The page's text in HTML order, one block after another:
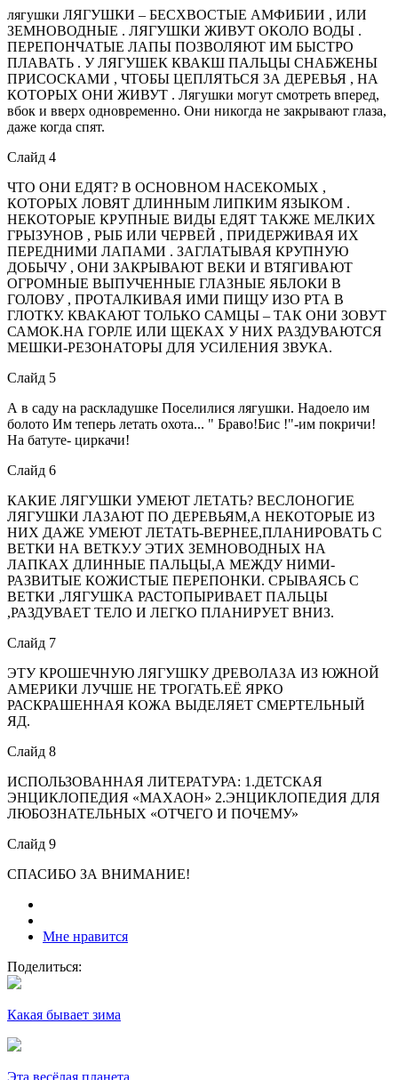
лягушки ЛЯГУШКИ – БЕСХВОСТЫЕ АМФИБИИ , ИЛИ
ЗЕМНОВОДНЫЕ . ЛЯГУШКИ ЖИВУТ ОКОЛО ВОДЫ .
ПЕРЕПОНЧАТЫЕ ЛАПЫ ПОЗВОЛЯЮТ ИМ БЫСТРО
ПЛАВАТЬ . У ЛЯГУШЕК КВАКШ ПАЛЬЦЫ СНАБЖЕНЫ
ПРИСОСКАМИ , ЧТОБЫ ЦЕПЛЯТЬСЯ ЗА ДЕРЕВЬЯ , НА
КОТОРЫХ ОНИ ЖИВУТ . Лягушки могут смотреть вперед,
вбок и вверх одновременно. Они никогда не закрывают глаза,
даже когда спят.
Слайд 4
ЧТО ОНИ ЕДЯТ? В ОСНОВНОМ НАСЕКОМЫХ ,
КОТОРЫХ ЛОВЯТ ДЛИННЫМ ЛИПКИМ ЯЗЫКОМ .
НЕКОТОРЫЕ КРУПНЫЕ ВИДЫ ЕДЯТ ТАКЖЕ МЕЛКИХ
ГРЫЗУНОВ , РЫБ ИЛИ ЧЕРВЕЙ , ПРИДЕРЖИВАЯ ИХ
ПЕРЕДНИМИ ЛАПАМИ . ЗАГЛАТЫВАЯ КРУПНУЮ
ДОБЫЧУ , ОНИ ЗАКРЫВАЮТ ВЕКИ И ВТЯГИВАЮТ
ОГРОМНЫЕ ВЫПУЧЕННЫЕ ГЛАЗНЫЕ ЯБЛОКИ В
ГОЛОВУ , ПРОТАЛКИВАЯ ИМИ ПИЩУ ИЗО РТА В
ГЛОТКУ. КВАКАЮТ ТОЛЬКО САМЦЫ – ТАК ОНИ ЗОВУТ
САМОК.НА ГОРЛЕ ИЛИ ЩЕКАХ У НИХ РАЗДУВАЮТСЯ
МЕШКИ-РЕЗОНАТОРЫ ДЛЯ УСИЛЕНИЯ ЗВУКА.
Слайд 5
А в саду на раскладушке Поселилися лягушки. Надоело им
болото Им теперь летать охота... " Браво!Бис !"-им покричи!
На батуте- циркачи!
Слайд 6
КАКИЕ ЛЯГУШКИ УМЕЮТ ЛЕТАТЬ? ВЕСЛОНОГИЕ
ЛЯГУШКИ ЛАЗАЮТ ПО ДЕРЕВЬЯМ,А НЕКОТОРЫЕ ИЗ
НИХ ДАЖЕ УМЕЮТ ЛЕТАТЬ-ВЕРНЕЕ,ПЛАНИРОВАТЬ С
ВЕТКИ НА ВЕТКУ.У ЭТИХ ЗЕМНОВОДНЫХ НА
ЛАПКАХ ДЛИННЫЕ ПАЛЬЦЫ,А МЕЖДУ НИМИ-
РАЗВИТЫЕ КОЖИСТЫЕ ПЕРЕПОНКИ. СРЫВАЯСЬ С
ВЕТКИ ,ЛЯГУШКА РАСТОПЫРИВАЕТ ПАЛЬЦЫ
,РАЗДУВАЕТ ТЕЛО И ЛЕГКО ПЛАНИРУЕТ ВНИЗ.
Слайд 7
ЭТУ КРОШЕЧНУЮ ЛЯГУШКУ ДРЕВОЛАЗА ИЗ ЮЖНОЙ
АМЕРИКИ ЛУЧШЕ НЕ ТРОГАТЬ.ЕЁ ЯРКО
РАСКРАШЕННАЯ КОЖА ВЫДЕЛЯЕТ СМЕРТЕЛЬНЫЙ
ЯД.
Слайд 8
ИСПОЛЬЗОВАННАЯ ЛИТЕРАТУРА: 1.ДЕТСКАЯ
ЭНЦИКЛОПЕДИЯ «МАХАОН» 2.ЭНЦИКЛОПЕДИЯ ДЛЯ
ЛЮБОЗНАТЕЛЬНЫХ «ОТЧЕГО И ПОЧЕМУ»
Слайд 9
СПАСИБО ЗА ВНИМАНИЕ!
Мне нравится
Поделиться:
Какая бывает зима
Эта весёлая планета